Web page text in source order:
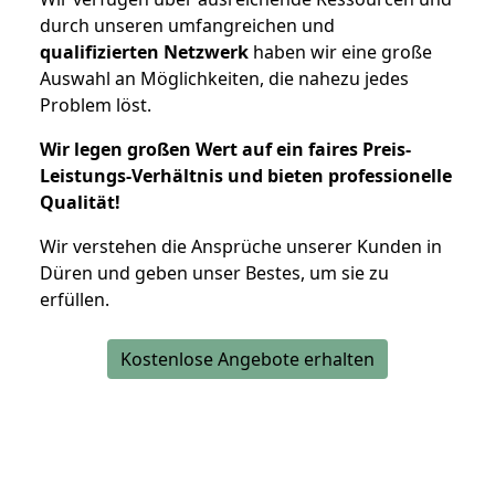
durch unseren umfangreichen und
qualifizierten Netzwerk haben wir eine große
Auswahl an Möglichkeiten, die nahezu jedes
Problem löst.
Wir legen großen Wert auf ein faires Preis-
Leistungs-Verhältnis und bieten professionelle
Qualität!
Wir verstehen die Ansprüche unserer Kunden in
Düren und geben unser Bestes, um sie zu
erfüllen.
Kostenlose Angebote erhalten